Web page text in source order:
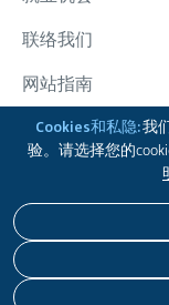
Cookies和私隐:我
验。请选择您的
联络我们
网站指南
太古集团
版权 © 2026 太古股
免责声明私隐政策